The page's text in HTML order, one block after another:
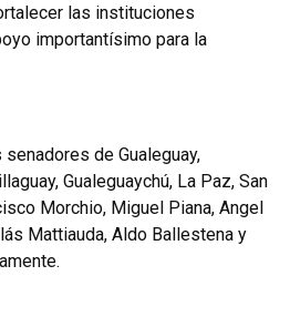
las instituciones
importantísimo para la
de Gualeguay,
Gualeguaychú, La Paz, San
Morchio, Miguel Piana, Angel
Mattiauda, Aldo Ballestena y